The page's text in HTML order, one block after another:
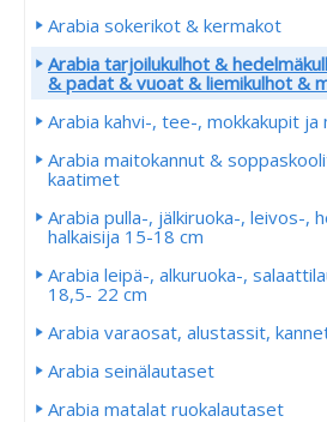
Arabia sokerikot & kermakot
Arabia tarjoilukulhot &
& padat & vuoat & liemikulhot &
Arabia kahvi-, tee-, mokkakupit ja
Arabia maitokannut &
kaatimet
Arabia pulla-, jälkiruoka-, leivos-,
halkaisija 15-18 cm
Arabia leipä-, alkuruoka-,
18,5- 22 cm
Arabia varaosat, alustassit,
Arabia seinälautaset
Arabia matalat ruokalautaset